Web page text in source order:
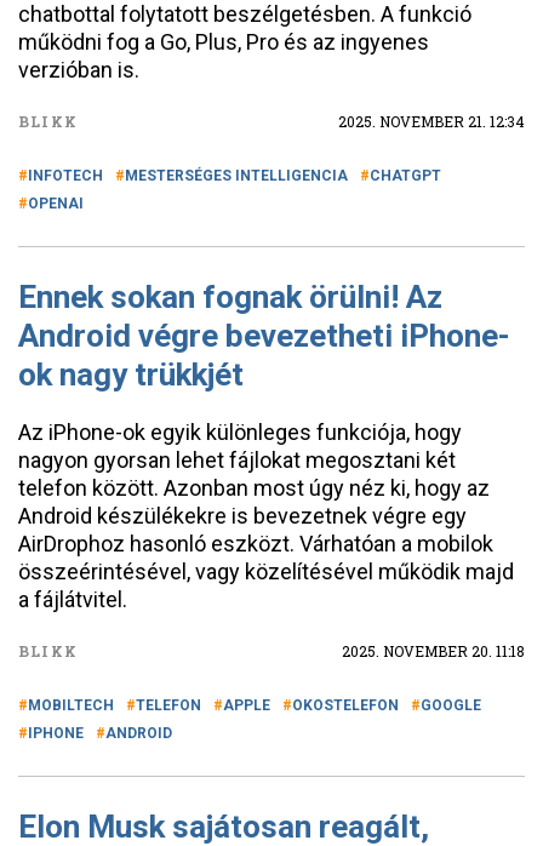
chatbottal folytatott beszélgetésben. A funkció
működni fog a Go, Plus, Pro és az ingyenes
verzióban is.
BLIKK 2025. NOVEMBER 21. 12:34
INFOTECH MESTERSÉGES INTELLIGENCIA
CHATGPT
OPENAI
Ennek sokan fognak örülni! Az
Android végre bevezetheti iPhone-
ok nagy trükkjét
Az iPhone-ok egyik különleges funkciója, hogy
nagyon gyorsan lehet fájlokat megosztani két
telefon között. Azonban most úgy néz ki, hogy az
Android készülékekre is bevezetnek végre egy
AirDrophoz hasonló eszközt. Várhatóan a mobilok
összeérintésével, vagy közelítésével működik majd
a fájlátvitel.
BLIKK 2025. NOVEMBER 20. 11:18
MOBILTECH TELEFON APPLE OKOSTELEFON
GOOGLE
IPHONE
ANDROID
Elon Musk sajátosan reagált,